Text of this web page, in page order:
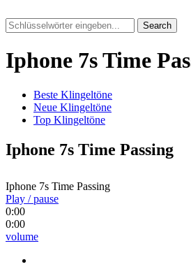
Search
Iphone 7s Time
Beste Klingeltöne
Neue Klingeltöne
Top Klingeltöne
Iphone 7s Time Passing
Iphone 7s Time Passing
Play / pause
0:00
0:00
volume